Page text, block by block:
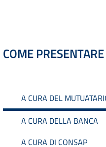
COME
A CURA DEL
A CURA DELLA BANCA
A CURA DI CONSAP